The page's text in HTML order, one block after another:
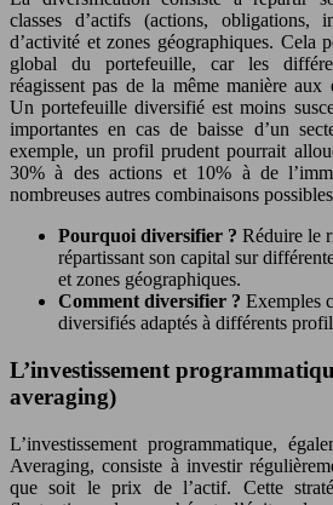
classes d’actifs (actions, obligations,
d’activité et zones géographiques. Cela
global du portefeuille, car les
réagissent pas de la même manière aux
Un portefeuille diversifié est moins
importantes en cas de baisse d’un
exemple, un profil prudent pourrait
30% à des actions et 10% à de
nombreuses autres combinaisons
Pourquoi diversifier ? Réduire le
répartissant son capital sur
et zones géographiques.
Comment diversifier ? Exemples
diversifiés adaptés à différents
L’investissement
averaging)
L’investissement programmatique,
Averaging, consiste à investir
que soit le prix de l’actif. Cette